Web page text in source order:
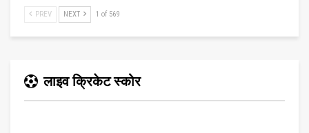
PREV NEXT 1 of 569
लाइव क्रिकेट स्कोर